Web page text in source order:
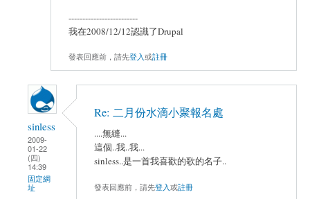
-------------------------
我在2008/12/12認識了Drupal
發表回應前，請先登入或註冊
sinless
2009-
01-22
(四)
14:39
固定網
址
Re: 二月份水滴小聚報名處
....無縫...
這個..我..我...
sinless..是一首我喜歡的歌的名子..
發表回應前，請先登入或註冊